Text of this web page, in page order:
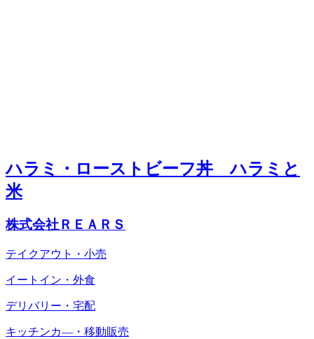
ハラミ・ローストビーフ丼 ハラミと
米
株式会社ＲＥＡＲＳ
テイクアウト・小売
イートイン・外食
デリバリー・宅配
キッチンカ―・移動販売